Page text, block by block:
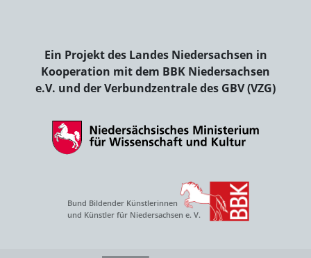
Ein Projekt des Landes Niedersachsen in
Kooperation mit dem BBK Niedersachsen
e.V. und der Verbundzentrale des GBV (VZG)
Bund Bildender Künstlerinnen
und Künstler für Niedersachsen e. V.